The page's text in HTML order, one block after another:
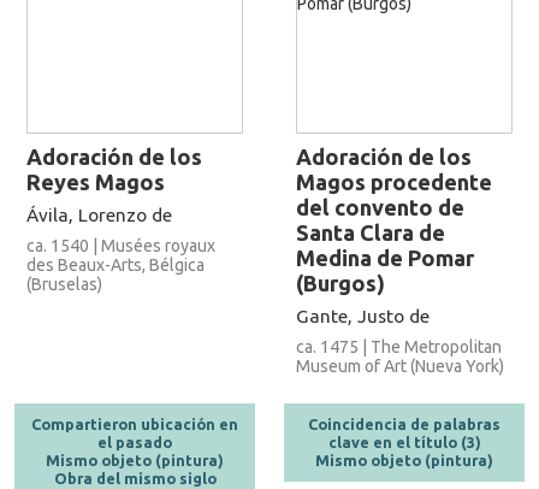
Adoración de los
Reyes Magos
Ávila, Lorenzo de
ca. 1540 | Musées royaux
des Beaux-Arts, Bélgica
(Bruselas)
Compartieron ubicación en
el pasado
Mismo objeto (pintura)
Obra del mismo siglo
Adoración de los
Magos procedente
del convento de
Santa Clara de
Medina de Pomar
(Burgos)
Gante, Justo de
ca. 1475 | The Metropolitan
Museum of Art (Nueva York)
Coincidencia de palabras
clave en el título (3)
Mismo objeto (pintura)